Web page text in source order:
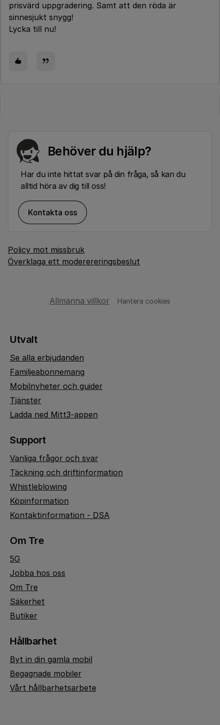
prisvärd uppgradering. Samt att den röda är
sinnesjukt snygg!
Lycka till nu!
Behöver du hjälp?
Har du inte hittat svar på din fråga, så kan du
alltid höra av dig till oss!
Kontakta oss
Policy mot missbruk
Överklaga ett moderereringsbeslut
Allmänna villkor Hantera cookies
Utvalt
Se alla erbjudanden
Familjeabonnemang
Mobilnyheter och guider
Tjänster
Ladda ned Mitt3-appen
Support
Vanliga frågor och svar
Täckning och driftinformation
Whistleblowing
Köpinformation
Kontaktinformation - DSA
Om Tre
5G
Jobba hos oss
Om Tre
Säkerhet
Butiker
Hållbarhet
Byt in din gamla mobil
Begagnade mobiler
Vårt hållbarhetsarbete